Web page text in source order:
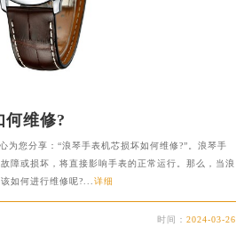
何维修?
您分享：“浪琴手表机芯损坏如何维修?”。浪琴手
障或损坏，将直接影响手表的正常运行。那么，当浪
如何进行维修呢?... 详细
时间：2024-03-26